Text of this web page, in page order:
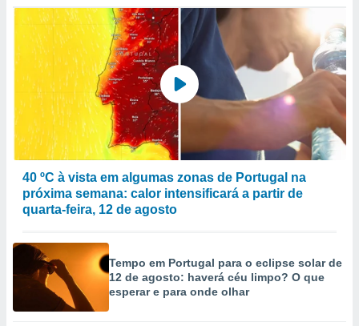
40 ºC à vista em algumas zonas de Portugal na
próxima semana: calor intensificará a partir de
quarta-feira, 12 de agosto
Tempo em Portugal para o eclipse solar de
12 de agosto: haverá céu limpo? O que
esperar e para onde olhar